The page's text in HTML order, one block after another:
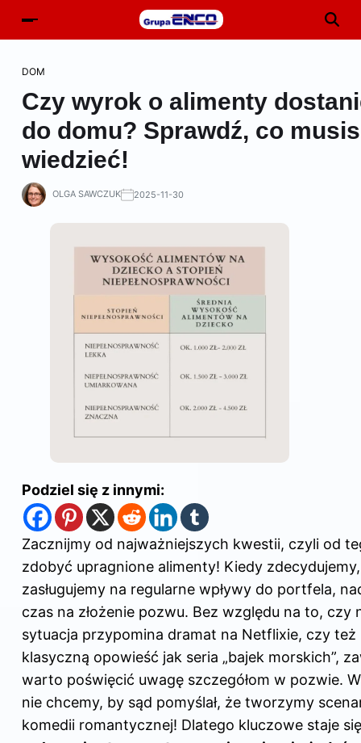
DOM
Czy wyrok o alimenty
do domu? Sprawdź, co
wiedzieć!
OLGA SAWCZUK 2025-11-30
Podziel się z innymi:
Zacznijmy od najważniejszych kwestii, czyli od
zdobyć upragnione alimenty! Kiedy
zasługujemy na regularne wpływy do portfela,
czas na złożenie pozwu. Bez względu na to, czy
sytuacja przypomina dramat na Netflixie, czy też
klasyczną opowieść jak seria „bajek morskich”,
warto poświęcić uwagę szczegółom w pozwie.
nie chcemy, by sąd pomyślał, że tworzymy
komedii romantycznej! Dlatego kluczowe staje się